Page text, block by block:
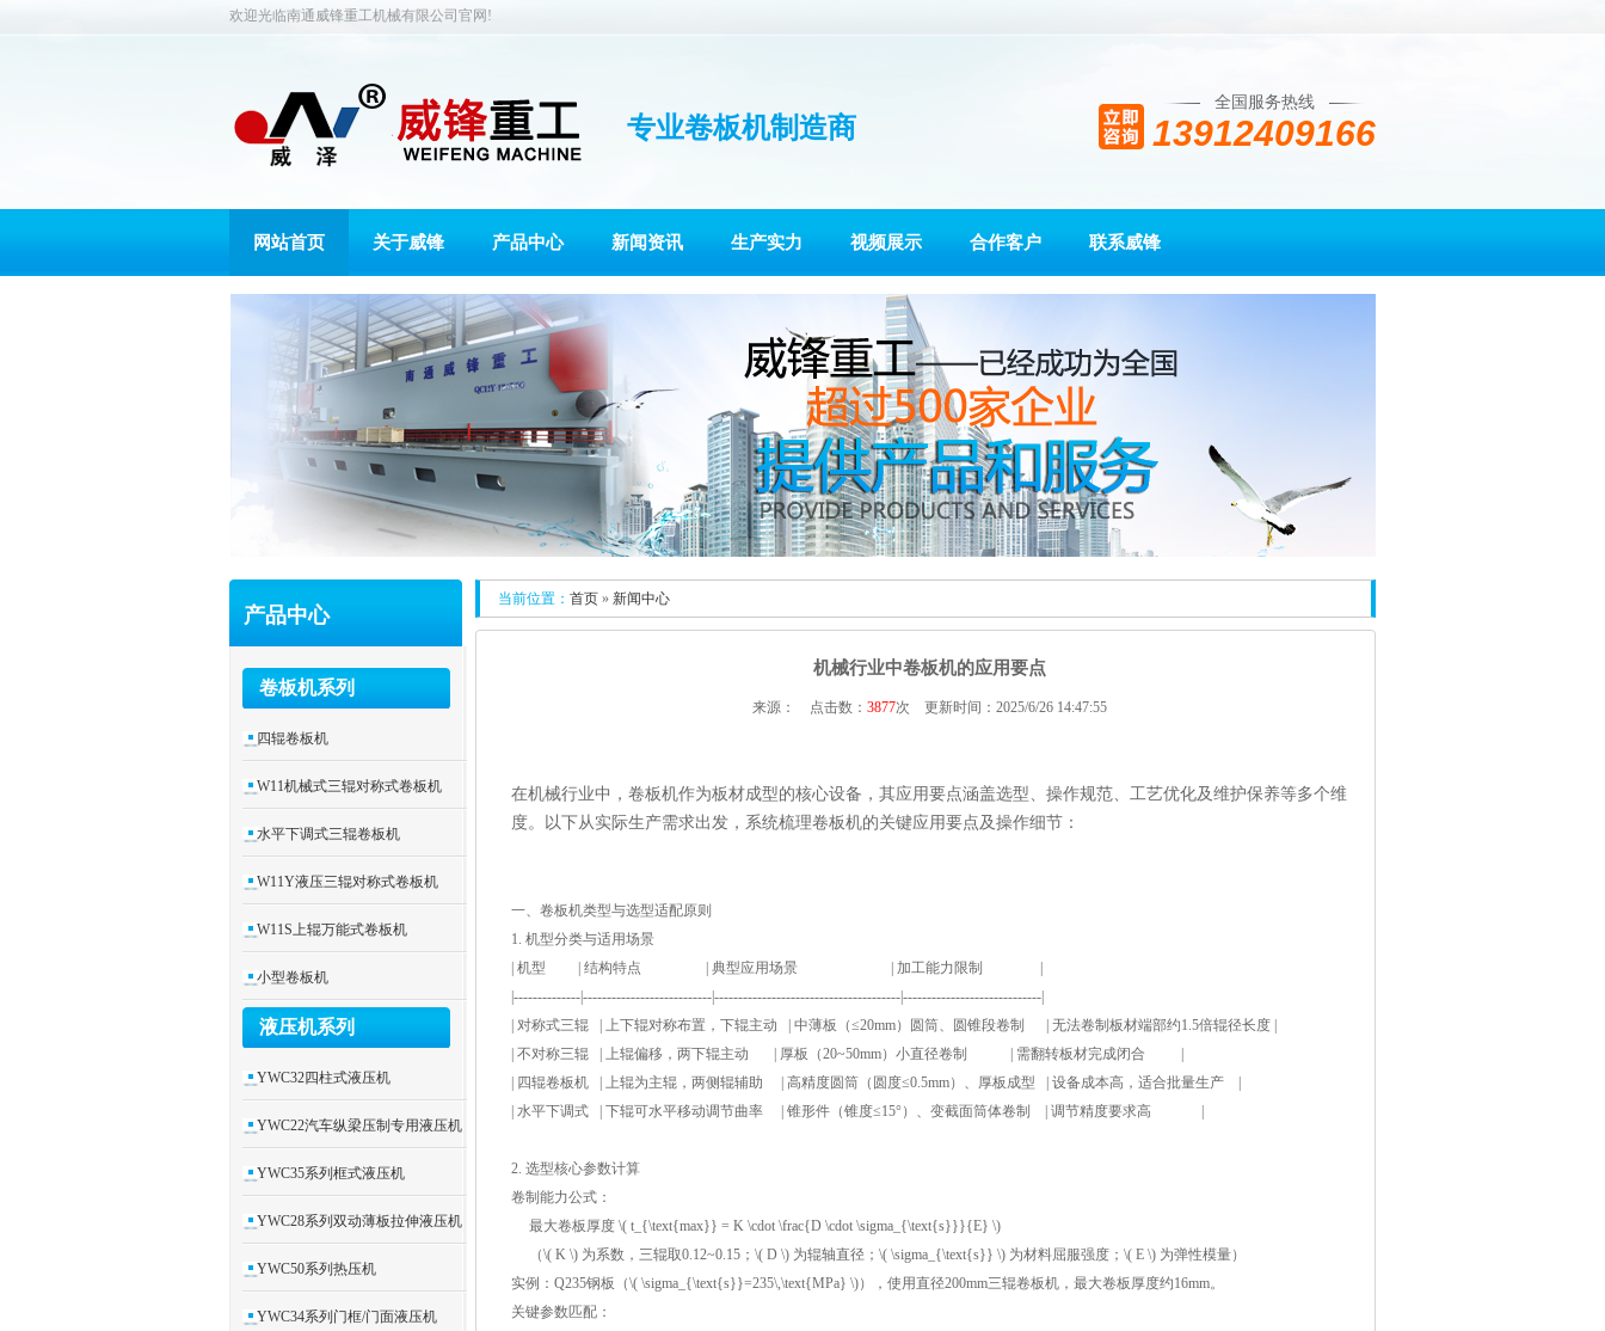
欢迎光临南通威锋重工机械有限公司官网!
专业卷板机制造商
全国服务热线
13912409166
网站首页 关于威锋 产品中心 新闻资讯 生产实力 视频展示 合作客户 联系威锋
产品中心
卷板机系列
四辊卷板机
W11机械式三辊对称式卷板机
水平下调式三辊卷板机
W11Y液压三辊对称式卷板机
W11S上辊万能式卷板机
小型卷板机
液压机系列
YWC32四柱式液压机
YWC22汽车纵梁压制专用液压机
YWC35系列框式液压机
YWC28系列双动薄板拉伸液压机
YWC50系列热压机
YWC34系列门框/门面液压机
当前位置： 首页 » 新闻中心
机械行业中卷板机的应用要点
来源： 点击数： 3877次 更新时间：2025/6/26 14:47:55
在机械行业中，卷板机作为板材成型的核心设备，其应用要点涵盖选型、操作规范、工艺优化及维护保养等多个维
度。以下从实际生产需求出发，系统梳理卷板机的关键应用要点及操作细节：
一、卷板机类型与选型适配原则
1. 机型分类与适用场景
| 机型 | 结构特点 | 典型应用场景 | 加工能力限制 |
|--------------|---------------------------|---------------------------------------|-----------------------------|
| 对称式三辊 | 上下辊对称布置，下辊主动 | 中薄板（≤20mm）圆筒、圆锥段卷制 | 无法卷制板材端部约1.5倍辊径长度 |
| 不对称三辊 | 上辊偏移，两下辊主动 | 厚板（20~50mm）小直径卷制 | 需翻转板材完成闭合 |
| 四辊卷板机 | 上辊为主辊，两侧辊辅助 | 高精度圆筒（圆度≤0.5mm）、厚板成型 | 设备成本高，适合批量生产 |
| 水平下调式 | 下辊可水平移动调节曲率 | 锥形件（锥度≤15°）、变截面筒体卷制 | 调节精度要求高 |
2. 选型核心参数计算
卷制能力公式：
最大卷板厚度 \( t_{\text{max}} = K \cdot \frac{D \cdot \sigma_{\text{s}}}{E} \)
（\( K \) 为系数，三辊取0.12~0.15；\( D \) 为辊轴直径；\( \sigma_{\text{s}} \) 为材料屈服强度；\( E \) 为弹性模量）
实例：Q235钢板（\( \sigma_{\text{s}}=235\,\text{MPa} \)），使用直径200mm三辊卷板机，最大卷板厚度约16mm。
关键参数匹配：